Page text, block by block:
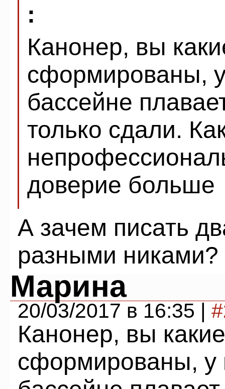
:
Канонер, вы
сформированы,
бассейне
только сдали.
доверие больше
А зачем писать
разными никами?
Марина
20/03/2017 в 16:35 |
Канонер, вы
сформированы, у